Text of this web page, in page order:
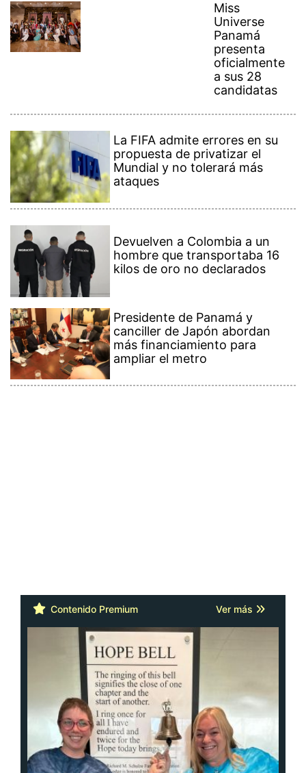
Miss
Universe
Panamá
presenta
oficialmente
a sus 28
candidatas
La FIFA admite errores en su
propuesta de privatizar el
Mundial y no tolerará más
ataques
Devuelven a Colombia a un
hombre que transportaba 16
kilos de oro no declarados
Presidente de Panamá y
canciller de Japón abordan
más financiamiento para
ampliar el metro
Contenido Premium Ver más